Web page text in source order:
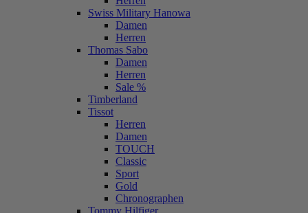
Swiss Military Hanowa
Damen
Herren
Thomas Sabo
Damen
Herren
Sale %
Timberland
Tissot
Herren
Damen
TOUCH
Classic
Sport
Gold
Chronographen
Tommy Hilfiger